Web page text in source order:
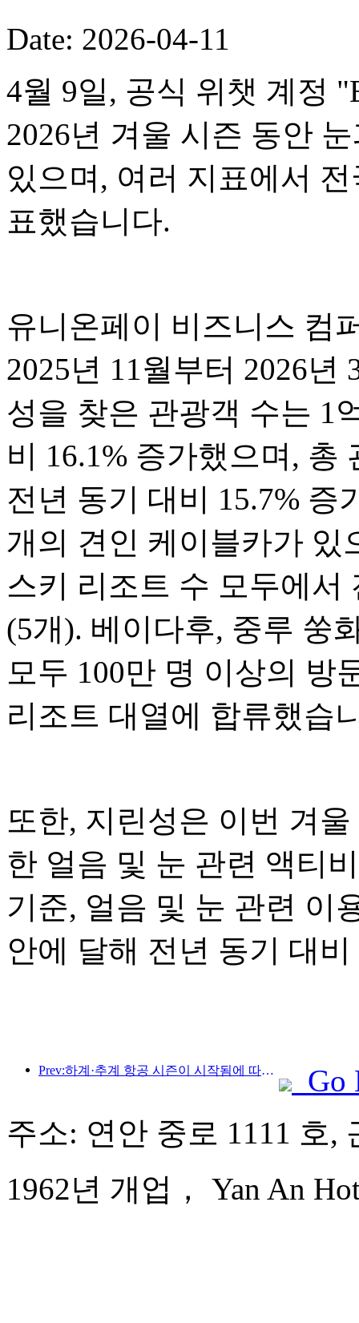
Date: 2026-04-11
4월 9일, 공식 위챗 계정
2026년 겨울 시즌 동안
있으며, 여러 지표에서
표했습니다.
유니온페이 비즈니스 컴
2025년 11월부터 2026
성을 찾은 관광객 수는 1
비 16.1% 증가했으며, 총
전년 동기 대비 15.7% 증
개의 견인 케이블카가 있
스키 리조트 수 모두에서
(5개). 베이다후, 중루 쑹
모두 100만 명 이상의 방
리조트 대열에 합류했습
또한, 지린성은 이번 겨
한 얼음 및 눈 관련 액티
기준, 얼음 및 눈 관련 이
안에 달해 전년 동기 대
Prev:하계·추계 항공 시즌이 시작됨에 따라, 하이난섬의 3개 공항이 41개의 신규 취항지를 추가했습니다.
Go
주소: 연안 중로 1111 호,
1962년 개업， Yan An